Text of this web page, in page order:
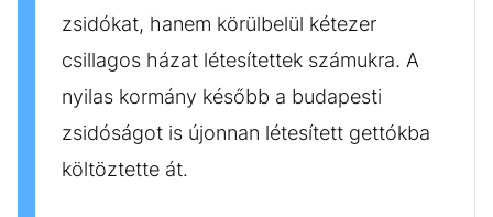
zsidókat, hanem körülbelül kétezer
csillagos házat létesítettek számukra. A
nyilas kormány később a budapesti
zsidóságot is újonnan létesített gettókba
költöztette át.